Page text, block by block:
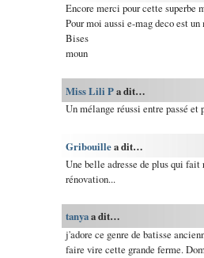
Encore merci pour cette superbe
Pour moi aussi e-mag deco est
Bises
moun
Miss Lili Pa dit…
Un mélange réussi entre passé
Gribouillea dit…
Une belle adresse de plus qui fait
rénovation...
tanyaa dit…
j'adore ce genre de batisse
faire vire cette grande ferme.